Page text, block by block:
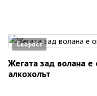
Скорост
Жегата зад волана е
алкохолът